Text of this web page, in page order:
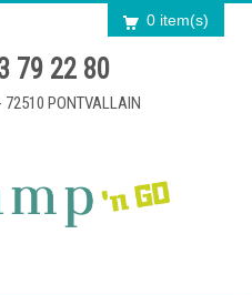
0 item(s)
79 22 80
PONTVALLAIN